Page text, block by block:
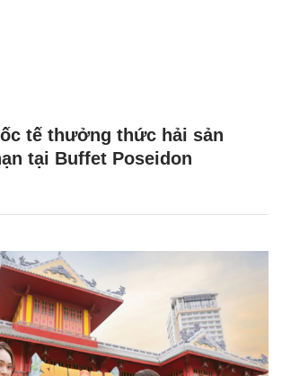
tế thưởng thức hải sản
tại Buffet Poseidon